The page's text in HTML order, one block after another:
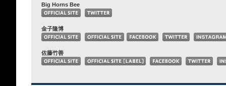
Big Horns Bee
金子隆博
佐藤竹善